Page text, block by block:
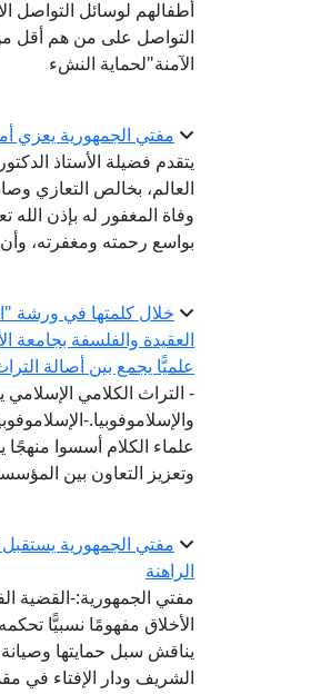
الآمنة"لحماية النشء
مفتي الجمهورية يعزي
يتقدم فضيلة الأستاذ
العالم، بخالص التعازي
وفاة المغفور له بإذن الله
بواسع رحمته ومغفرته،
خلال كلمتها في ورشة
العقيدة والفلسفة بجامعة
علميًّا يجمع بين أصالة
- التراث الكلامي
والإسلاموفوبيا.-
علماء الكلام أسسوا منهجًا
وتعزيز التعاون بين
مفتي الجمهورية
الراهنة
مفتي الجمهورية:-القضية
الأخلاق مفهومًا نسبيًّا
يناقش سبل حمايتها
الشريف ودار الإفتاء في